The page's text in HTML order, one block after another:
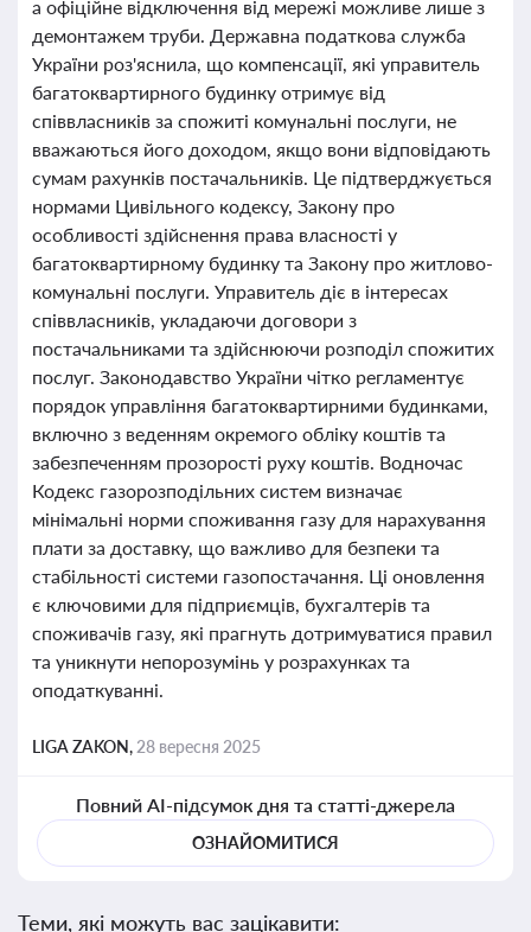
а офіційне відключення від мережі можливе лише з
демонтажем труби. Державна податкова служба
України роз'яснила, що компенсації, які управитель
багатоквартирного будинку отримує від
співвласників за спожиті комунальні послуги, не
вважаються його доходом, якщо вони відповідають
сумам рахунків постачальників. Це підтверджується
нормами Цивільного кодексу, Закону про
особливості здійснення права власності у
багатоквартирному будинку та Закону про житлово-
комунальні послуги. Управитель діє в інтересах
співвласників, укладаючи договори з
постачальниками та здійснюючи розподіл спожитих
послуг. Законодавство України чітко регламентує
порядок управління багатоквартирними будинками,
включно з веденням окремого обліку коштів та
забезпеченням прозорості руху коштів. Водночас
Кодекс газорозподільних систем визначає
мінімальні норми споживання газу для нарахування
плати за доставку, що важливо для безпеки та
стабільності системи газопостачання. Ці оновлення
є ключовими для підприємців, бухгалтерів та
споживачів газу, які прагнуть дотримуватися правил
та уникнути непорозумінь у розрахунках та
оподаткуванні.
LIGA ZAKON, 28 вересня 2025
Повний AI-підсумок дня та статті-джерела
ОЗНАЙОМИТИСЯ
Теми, які можуть вас зацікавити: